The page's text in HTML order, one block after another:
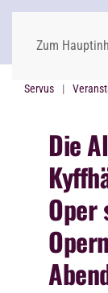
Zum
Servus
Die
Oper